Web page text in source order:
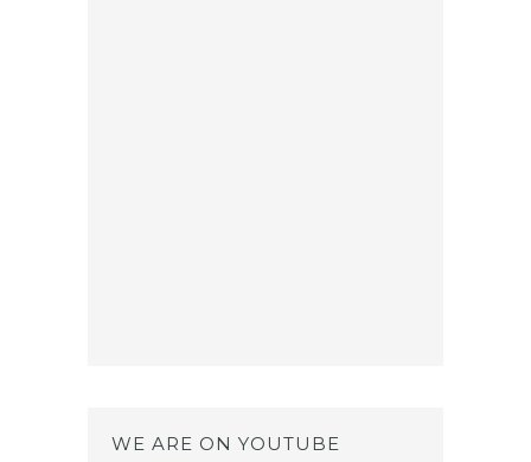
WE ARE ON YOUTUBE